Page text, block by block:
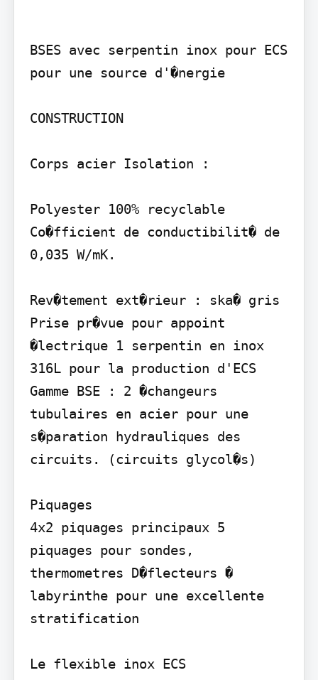
BSES avec serpentin inox pour ECS
pour une source d'�nergie
CONSTRUCTION
Corps acier Isolation :
Polyester 100% recyclable
Co�fficient de conductibilit� de
0,035 W/mK.
Rev�tement ext�rieur : ska� gris
Prise pr�vue pour appoint
�lectrique 1 serpentin en inox
316L pour la production d'ECS
Gamme BSE : 2 �changeurs
tubulaires en acier pour une
s�paration hydrauliques des
circuits. (circuits glycol�s)
Piquages
4x2 piquages principaux 5
piquages pour sondes,
thermometres D�flecteurs �
labyrinthe pour une excellente
stratification
Le flexible inox ECS